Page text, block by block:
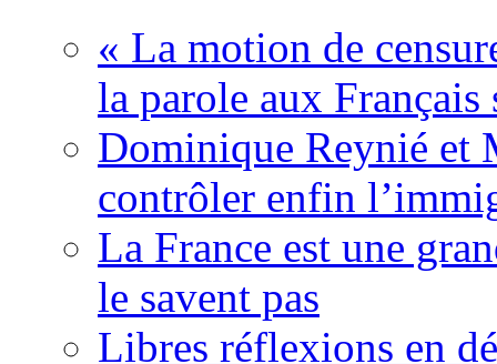
« La motion de
la parole aux
Dominique Reynié et
contrôler enfin
La France est une
le savent pas
Libres réflexions en